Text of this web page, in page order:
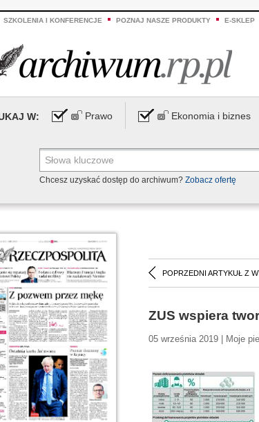
SZKOLENIA I KONFERENCJE POZNAJ NASZE PRODUKTY E-SKLEP
W: Prawo Ekonomia i biznes
Chcesz uzyskać dostęp do archiwum? Zobacz ofertę
POPRZEDNI ARTYKUŁ Z
ZUS wspiera
05 września 2019 | Moje